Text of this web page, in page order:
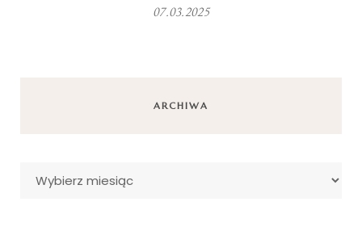
07.03.2025
ARCHIWA